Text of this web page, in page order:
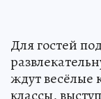
Для гостей
ждут весёлые
классы,